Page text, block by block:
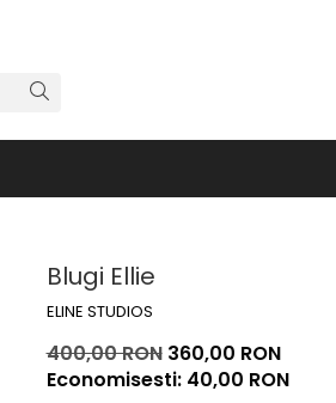
Blugi Ellie
ELINE STUDIOS
400,00 RON 360,00 RON
Economisesti: 40,00 RON